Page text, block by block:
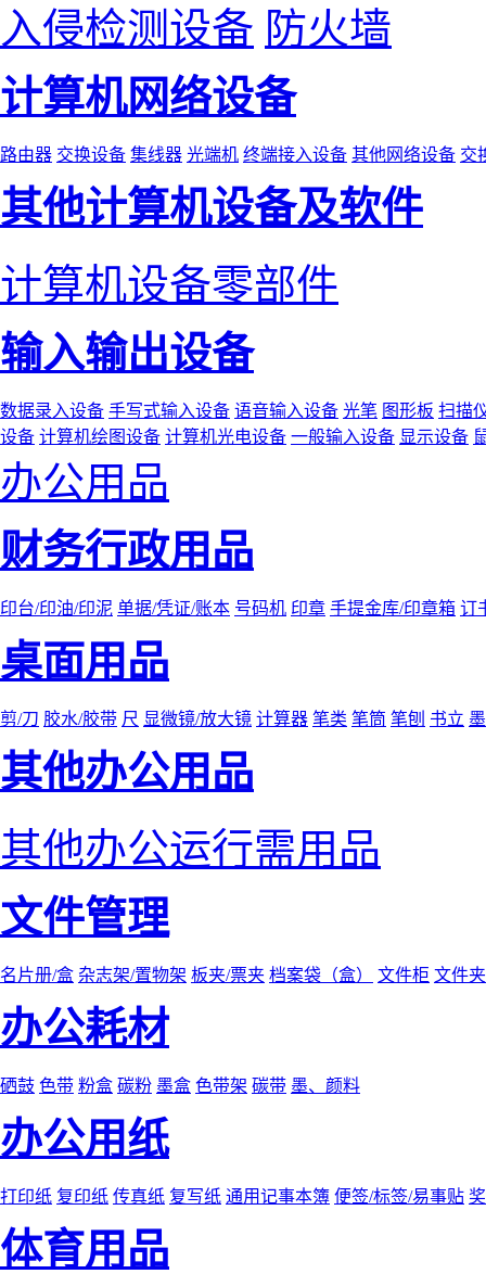
入侵检测设备 防火墙
计算机网络设备
路由器 交换设备 集线器 光端机 终端接入设备 其他网络设备 交
其他计算机设备及软件
计算机设备零部件
输入输出设备
数据录入设备 手写式输入设备 语音输入设备 光笔 图形板 扫描
设备 计算机绘图设备 计算机光电设备 一般输入设备 显示设备
办公用品
财务行政用品
印台/印油/印泥 单据/凭证/账本 号码机 印章 手提金库/印章箱 订
桌面用品
剪/刀 胶水/胶带 尺 显微镜/放大镜 计算器 笔类 笔筒 笔刨 书立
其他办公用品
其他办公运行需用品
文件管理
名片册/盒 杂志架/置物架 板夹/票夹 档案袋（盒） 文件柜 文件
办公耗材
硒鼓 色带 粉盒 碳粉 墨盒 色带架 碳带 墨、颜料
办公用纸
打印纸 复印纸 传真纸 复写纸 通用记事本簿 便签/标签/易事贴
体育用品